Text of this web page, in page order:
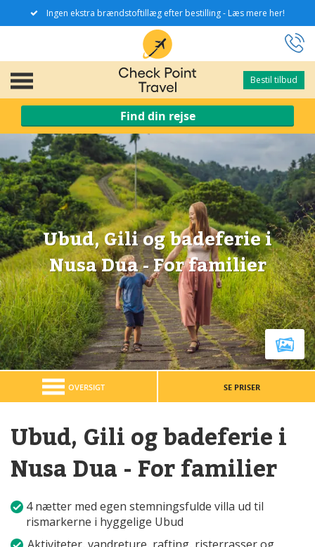
Ingen ekstra brændstoftillæg efter bestilling - Læs mere her!
Bestil tilbud
Bestil tilbud
Find din rejse
Ubud, Gili og badeferie i
Nusa Dua - For familier
OVERSIGT SE PRISER
Ubud, Gili og badeferie i
Nusa Dua - For familier
4 nætter med egen stemningsfulde villa ud til
rismarkerne i hyggelige Ubud